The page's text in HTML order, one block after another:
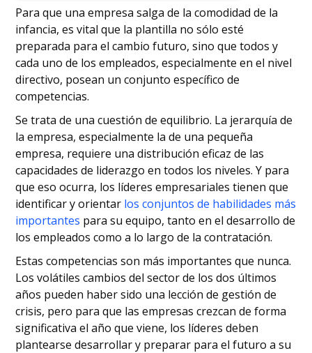
Material de liderazgo
Perfil del gestor
Plantilla preparada para el futuro
Formación y recursos
Gestión y delegación
Habilidades sociales
Para que una empresa salga de la comodidad de la
infancia, es vital que la plantilla no sólo esté
preparada para el cambio futuro, sino que todos y
cada uno de los empleados, especialmente en el nivel
directivo, posean un conjunto específico de
competencias.
Se trata de una cuestión de equilibrio. La jerarquía de
la empresa, especialmente la de una pequeña
empresa, requiere una distribución eficaz de las
capacidades de liderazgo en todos los niveles. Y para
que eso ocurra, los líderes empresariales tienen que
identificar y orientar los conjuntos de habilidades más
importantes para su equipo, tanto en el desarrollo de
los empleados como a lo largo de la contratación.
Estas competencias son más importantes que nunca.
Los volátiles cambios del sector de los dos últimos
años pueden haber sido una lección de gestión de
crisis, pero para que las empresas crezcan de forma
significativa el año que viene, los líderes deben
plantearse desarrollar y preparar para el futuro a su